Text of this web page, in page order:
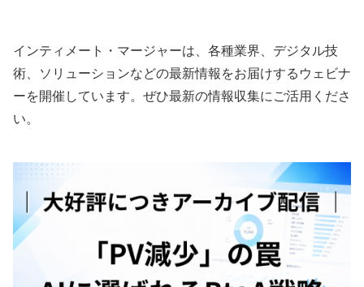
インティメート・マージャーは、各種業界、デジタル技
術、ソリューションなどの最新情報をお届けするウェビナ
ーを開催しています。ぜひ最新の情報収集にご活用くださ
い。